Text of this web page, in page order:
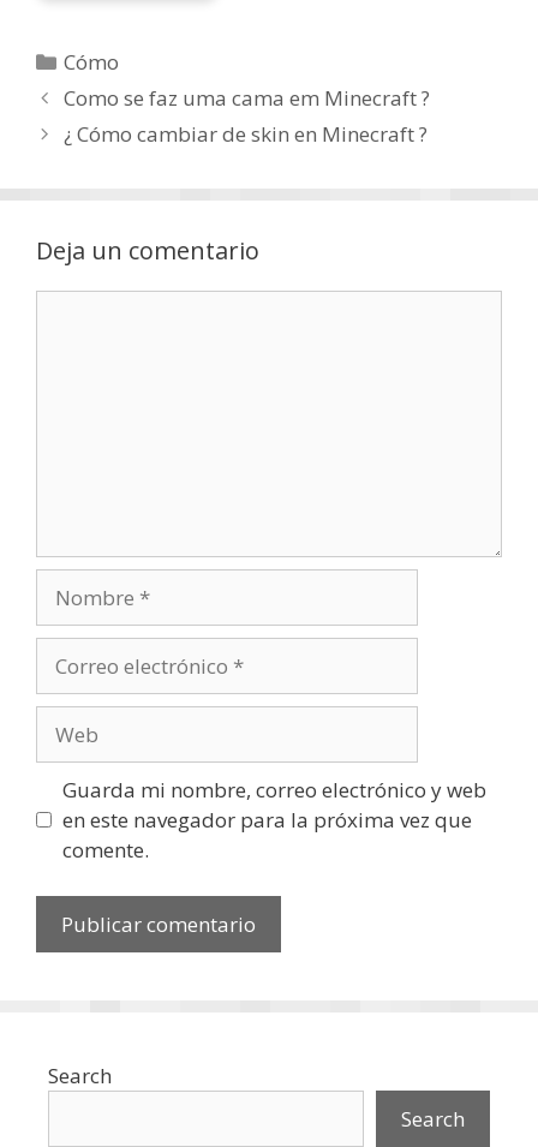
Categorías
Cómo
Como se faz uma cama em Minecraft ?
¿ Cómo cambiar de skin en Minecraft ?
Deja un comentario
electrónico
Guarda mi nombre, correo electrónico y web
en este navegador para la próxima vez que
comente.
Search
Search